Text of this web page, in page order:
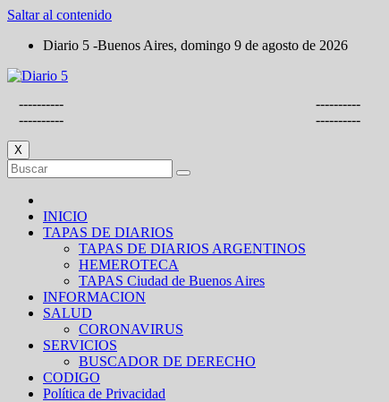
Saltar al contenido
Diario 5 -Buenos Aires, domingo 9 de agosto de 2026
----------
----------
----------
----------
X
INICIO
TAPAS DE DIARIOS
TAPAS DE DIARIOS ARGENTINOS
HEMEROTECA
TAPAS Ciudad de Buenos Aires
INFORMACION
SALUD
CORONAVIRUS
SERVICIOS
BUSCADOR DE DERECHO
CODIGO
Política de Privacidad